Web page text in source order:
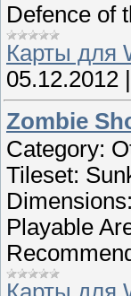
Defence of
Карты для
05.12.2012 |
Zombie
Category:
Tileset:
Playable